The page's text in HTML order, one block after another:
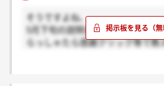
そうですよね、、
5月下旬の説明会参加した方で最
らっしゃたら感謝クリック等で教